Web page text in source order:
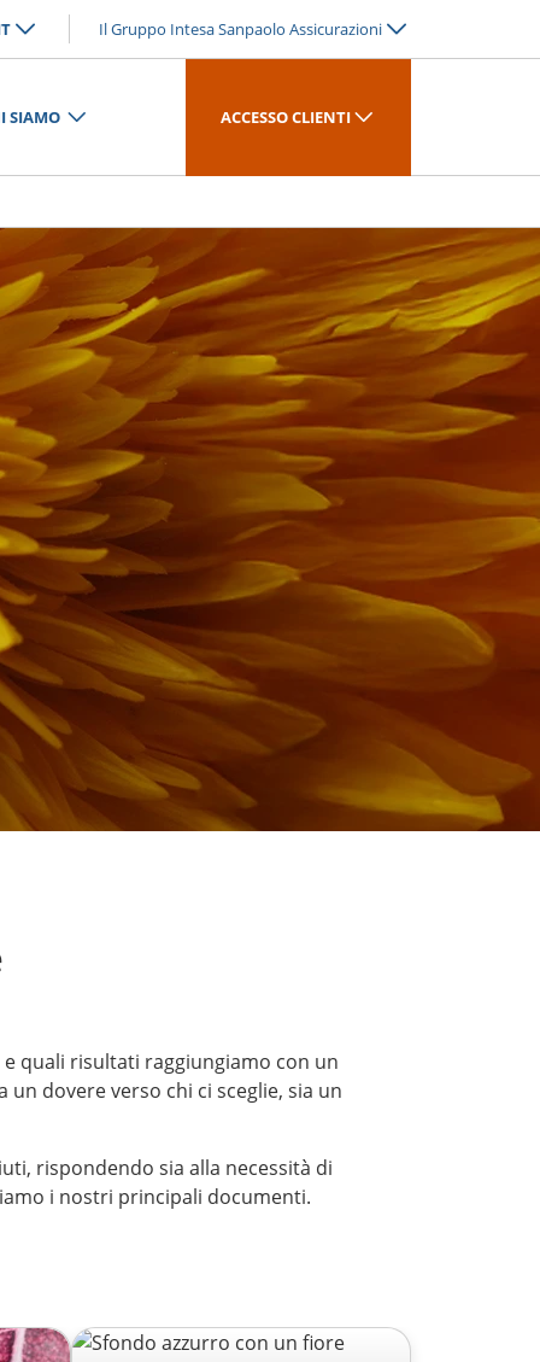
Il Gruppo Intesa Sanpaolo Assicurazioni
SIAMO ACCESSO CLIENTI
quali risultati raggiungiamo con un
dovere verso chi ci sceglie, sia un
rispondendo sia alla necessità di
i nostri principali documenti.